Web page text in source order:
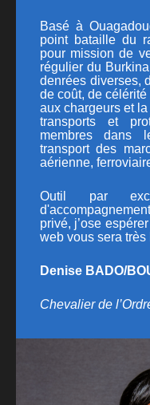
Basé à
point bataille du
pour mission de
régulier du
denrées diverses,
de coût, de
aux chargeurs et
transports et
membres dans
transport des
aérienne,
Outil par
privé, j’ose
web vous sera très
Denise BADO/
Chevalier de